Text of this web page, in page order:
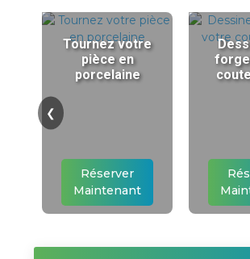
Tournez votre
pièce en
porcelaine
Réserver
Maintenant
❮